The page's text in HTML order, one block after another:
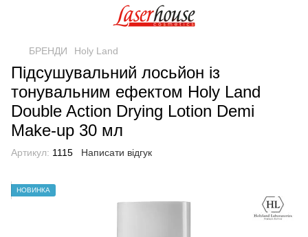
БРЕНДИ Holy Land
Підсушувальний лосьйон із
тонувальним ефектом Holy Land
Double Action Drying Lotion Demi
Make-up 30 мл
Артикул: 1115 Написати відгук
НОВИНКА